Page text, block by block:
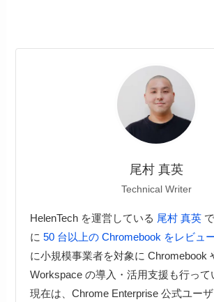
尾村 真英
Technical Writer
HelenTech を運営している 尾村 真英で
に 50 台以上の Chromebook をレビュ
に小規模事業者を対象に Chromebook
Workspace の導入・活用支援も行って
現在は、Chrome Enterprise 公式ユー